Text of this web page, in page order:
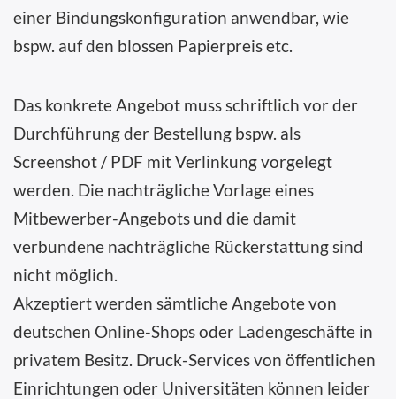
einer Bindungskonfiguration anwendbar, wie
bspw. auf den blossen Papierpreis etc.
Das konkrete Angebot muss schriftlich vor der
Durchführung der Bestellung bspw. als
Screenshot / PDF mit Verlinkung vorgelegt
werden. Die nachträgliche Vorlage eines
Mitbewerber-Angebots und die damit
verbundene nachträgliche Rückerstattung sind
nicht möglich.
Akzeptiert werden sämtliche Angebote von
deutschen Online-Shops oder Ladengeschäfte in
privatem Besitz. Druck-Services von öffentlichen
Einrichtungen oder Universitäten können leider